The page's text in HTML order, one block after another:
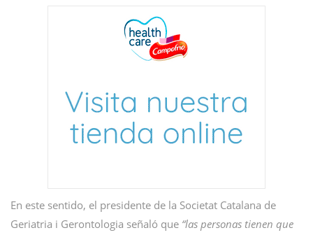
En este sentido, el presidente de la Societat Catalana de
Geriatria i Gerontologia señaló que “las personas tienen que